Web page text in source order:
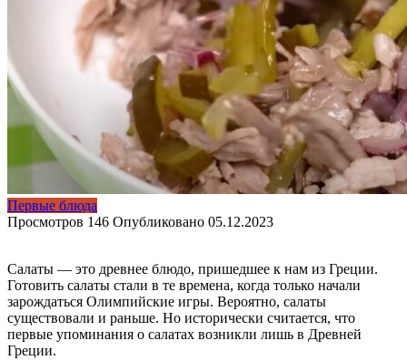
Первые блюда
Просмотров 146 Опубликовано 05.12.2023
Салаты — это древнее блюдо, пришедшее к нам из Греции.
Готовить салаты стали в те времена, когда только начали
зарождаться Олимпийские игры. Вероятно, салаты
существовали и раньше. Но исторически считается, что
первые упоминания о салатах возникли лишь в Древней
Греции.